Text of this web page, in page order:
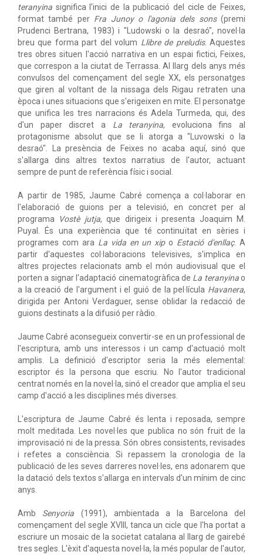
teranyina significa l'inici de la publicació del cicle de Feixes,
format també per Fra Junoy o l'agonia dels sons(premi
Prudenci Bertrana, 1983) i "Ludowski o la desraó", novel·la
breu que forma part del volum Llibre de preludis. Aquestes
tres obres situen l'acció narrativa en un espai fictici, Feixes,
que correspon a la ciutat de Terrassa. Al llarg dels anys més
convulsos del començament del segle XX, els personatges
que giren al voltant de la nissaga dels Rigau retraten una
època i unes situacions que s'erigeixen en mite. El personatge
que unifica les tres narracions és Adela Turmeda, qui, des
d'un paper discret a La teranyina, evoluciona fins al
protagonisme absolut que se li atorga a "Luvowski o la
desraó". La presència de Feixes no acaba aquí, sinó que
s'allarga dins altres textos narratius de l'autor, actuant
sempre de punt de referència físic i social.
A partir de 1985, Jaume Cabré comença a col·laborar en
l'elaboració de guions per a televisió, en concret per al
programa
Vostè jutja, que dirigeix i presenta Joaquim M.
Puyal. És una experiència que té continuïtat en sèries i
programes com ara La vida en un xipo Estació d'enllaç. A
partir d'aquestes col·laboracions televisives, s'implica en
altres projectes relacionats amb el món audiovisual que el
porten a signar l'adaptació cinematogràfica de La teranyinao
a la creació de l'argument i el guió de la pel·lícula Havanera,
dirigida per Antoni Verdaguer, sense oblidar la redacció de
guions destinats a la difusió per ràdio.
Jaume Cabré aconsegueix convertir-se en un professional de
l'escriptura, amb uns interessos i un camp d'actuació molt
amplis. La definició d'escriptor seria la més elemental:
escriptor és la persona que escriu. No l'autor tradicional
centrat només en la novel·la, sinó el creador que amplia el seu
camp d'acció a les disciplines més diverses.
L'escriptura de Jaume Cabré és lenta i reposada, sempre
molt meditada. Les novel·les que publica no són fruit de la
improvisació ni de la pressa. Són obres consistents, revisades
i refetes a consciència. Si repassem la cronologia de la
publicació de les seves darreres novel·les, ens adonarem que
la datació dels textos s'allarga en intervals d'un mínim de cinc
anys.
Amb Senyoria (1991), ambientada a la Barcelona del
començament del segle XVIII, tanca un cicle que l'ha portat a
escriure un mosaic de la societat catalana al llarg de gairebé
tres segles. L'èxit d'aquesta novel·la, la més popular de l'autor,